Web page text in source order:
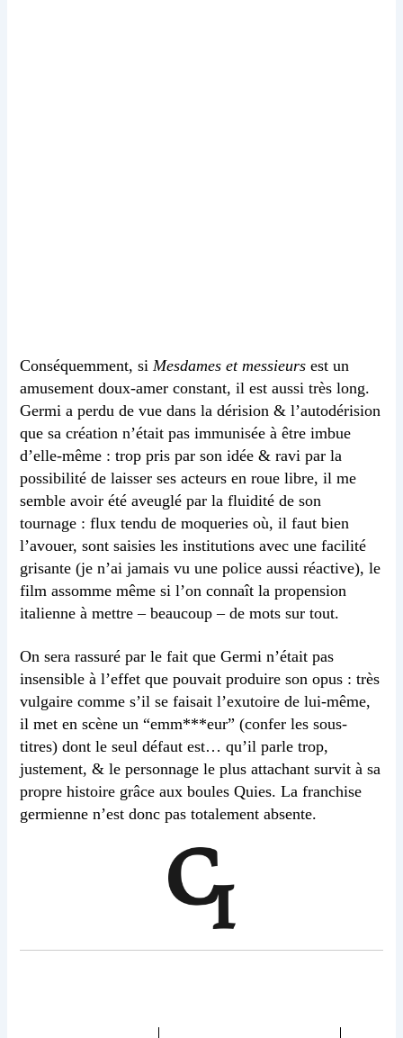
Conséquemment, siMesdames et messieurs est un
amusement doux-amer constant, il est aussi très long.
Germi a perdu de vue dans la dérision & l’autodérision
que sa création n’était pas immunisée à être imbue
d’elle-même : trop pris par son idée & ravi par la
possibilité de laisser ses acteurs en roue libre, il me
semble avoir été aveuglé par la fluidité de son
tournage : flux tendu de moqueries où, il faut bien
l’avouer, sont saisies les institutions avec une facilité
grisante (je n’ai jamais vu une police aussi réactive), le
film assomme même si l’on connaît la propension
italienne à mettre – beaucoup – de mots sur tout.
On sera rassuré par le fait que Germi n’était pas
insensible à l’effet que pouvait produire son opus : très
vulgaire comme s’il se faisait l’exutoire de lui-même,
il met en scène un “emm***eur” (confer les sous-
titres) dont le seul défaut est… qu’il parle trop,
justement, & le personnage le plus attachant survit à sa
propre histoire grâce aux boules Quies. La franchise
germienne n’est donc pas totalement absente.